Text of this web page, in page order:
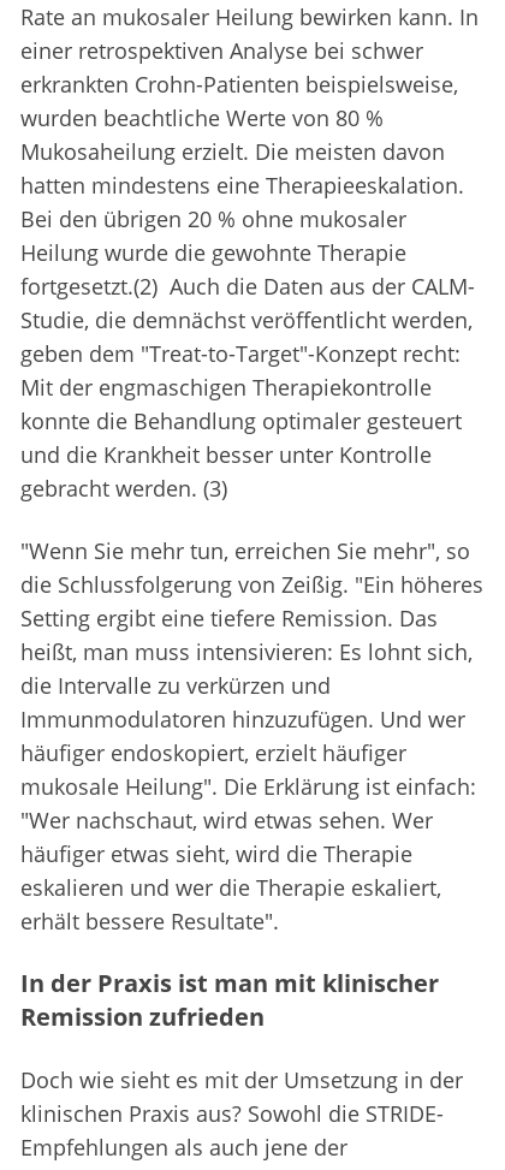
Rate an mukosaler Heilung bewirken kann. In
einer retrospektiven Analyse bei schwer
erkrankten Crohn-Patienten beispielsweise,
wurden beachtliche Werte von 80 %
Mukosaheilung erzielt. Die meisten davon
hatten mindestens eine Therapieeskalation.
Bei den übrigen 20 % ohne mukosaler
Heilung wurde die gewohnte Therapie
fortgesetzt.(2) Auch die Daten aus der CALM-
Studie, die demnächst veröffentlicht werden,
geben dem "Treat-to-Target"-Konzept recht:
Mit der engmaschigen Therapiekontrolle
konnte die Behandlung optimaler gesteuert
und die Krankheit besser unter Kontrolle
gebracht werden. (3)
"Wenn Sie mehr tun, erreichen Sie mehr", so
die Schlussfolgerung von Zeißig. "Ein höheres
Setting ergibt eine tiefere Remission. Das
heißt, man muss intensivieren: Es lohnt sich,
die Intervalle zu verkürzen und
Immunmodulatoren hinzuzufügen. Und wer
häufiger endoskopiert, erzielt häufiger
mukosale Heilung". Die Erklärung ist einfach:
"Wer nachschaut, wird etwas sehen. Wer
häufiger etwas sieht, wird die Therapie
eskalieren und wer die Therapie eskaliert,
erhält bessere Resultate".
In der Praxis ist man mit klinischer
Remission zufrieden
Doch wie sieht es mit der Umsetzung in der
klinischen Praxis aus? Sowohl die STRIDE-
Empfehlungen als auch jene der